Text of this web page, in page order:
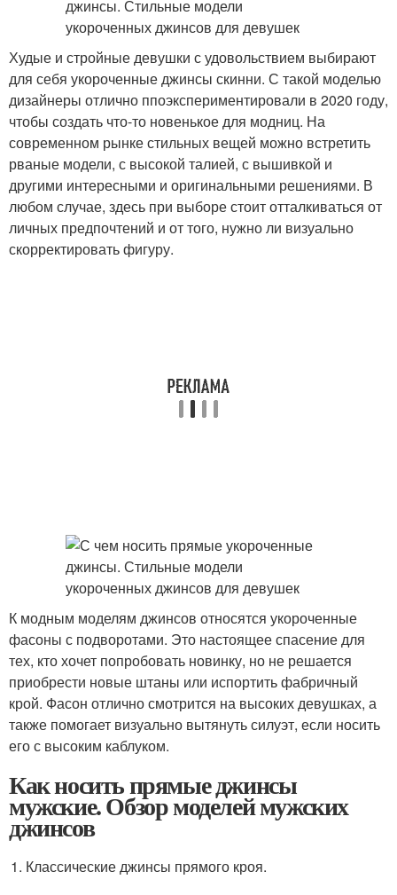
Худые и стройные девушки с удовольствием выбирают
для себя укороченные джинсы скинни. С такой моделью
дизайнеры отлично ппоэкспериментировали в 2020 году,
чтобы создать что-то новенькое для модниц. На
современном рынке стильных вещей можно встретить
рваные модели, с высокой талией, с вышивкой и
другими интересными и оригинальными решениями. В
любом случае, здесь при выборе стоит отталкиваться от
личных предпочтений и от того, нужно ли визуально
скорректировать фигуру.
К модным моделям джинсов относятся укороченные
фасоны с подворотами. Это настоящее спасение для
тех, кто хочет попробовать новинку, но не решается
приобрести новые штаны или испортить фабричный
крой. Фасон отлично смотрится на высоких девушках, а
также помогает визуально вытянуть силуэт, если носить
его с высоким каблуком.
Как носить прямые джинсы
мужские. Обзор моделей мужских
джинсов
Классические джинсы прямого кроя.